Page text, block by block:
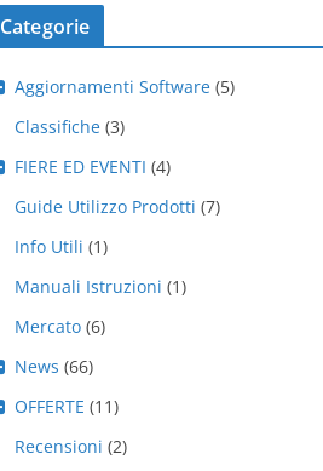
Categorie
Aggiornamenti Software(5)
Classifiche(3)
FIERE ED EVENTI (4)
Guide Utilizzo Prodotti (7)
Info Utili (1)
Manuali Istruzioni (1)
Mercato(6)
News (66)
OFFERTE (11)
Recensioni (2)